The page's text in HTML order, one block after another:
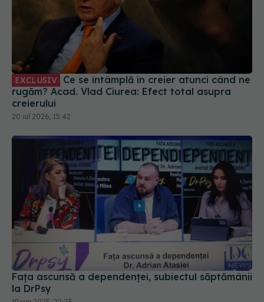
EXCLUSIV
rugăm? Acad. Vlad Ciurea: Efect total asupra
creierului
20 iul 2026, 15:42
Fața ascunsă a dependenței, subiectul săptămânii
la DrPsy